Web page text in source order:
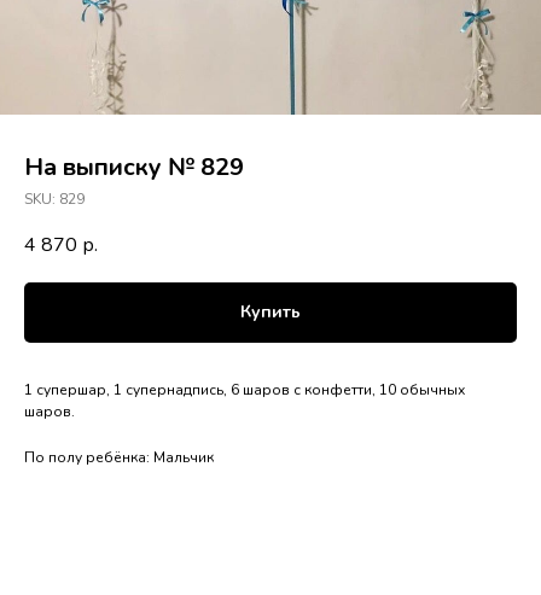
На выписку № 829
SKU: 829
4 870 р.
Купить
1 супершар, 1 супернадпись, 6 шаров с конфетти, 10 обычных
шаров.
По полу ребёнка: Мальчик